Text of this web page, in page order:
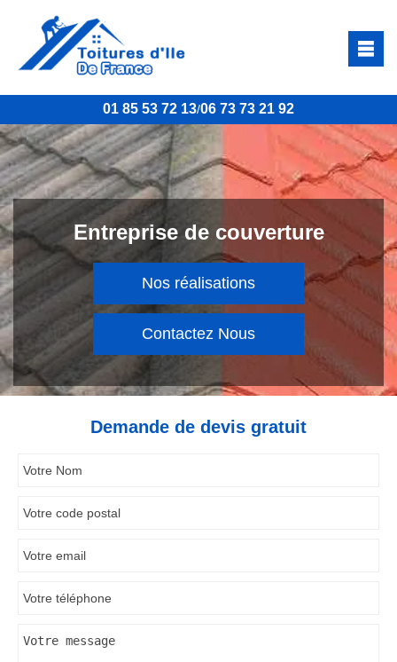
01 85 53 72 13/06 73 73 21 92
Entreprise de couverture
Nos réalisations
Contactez Nous
Demande de devis gratuit